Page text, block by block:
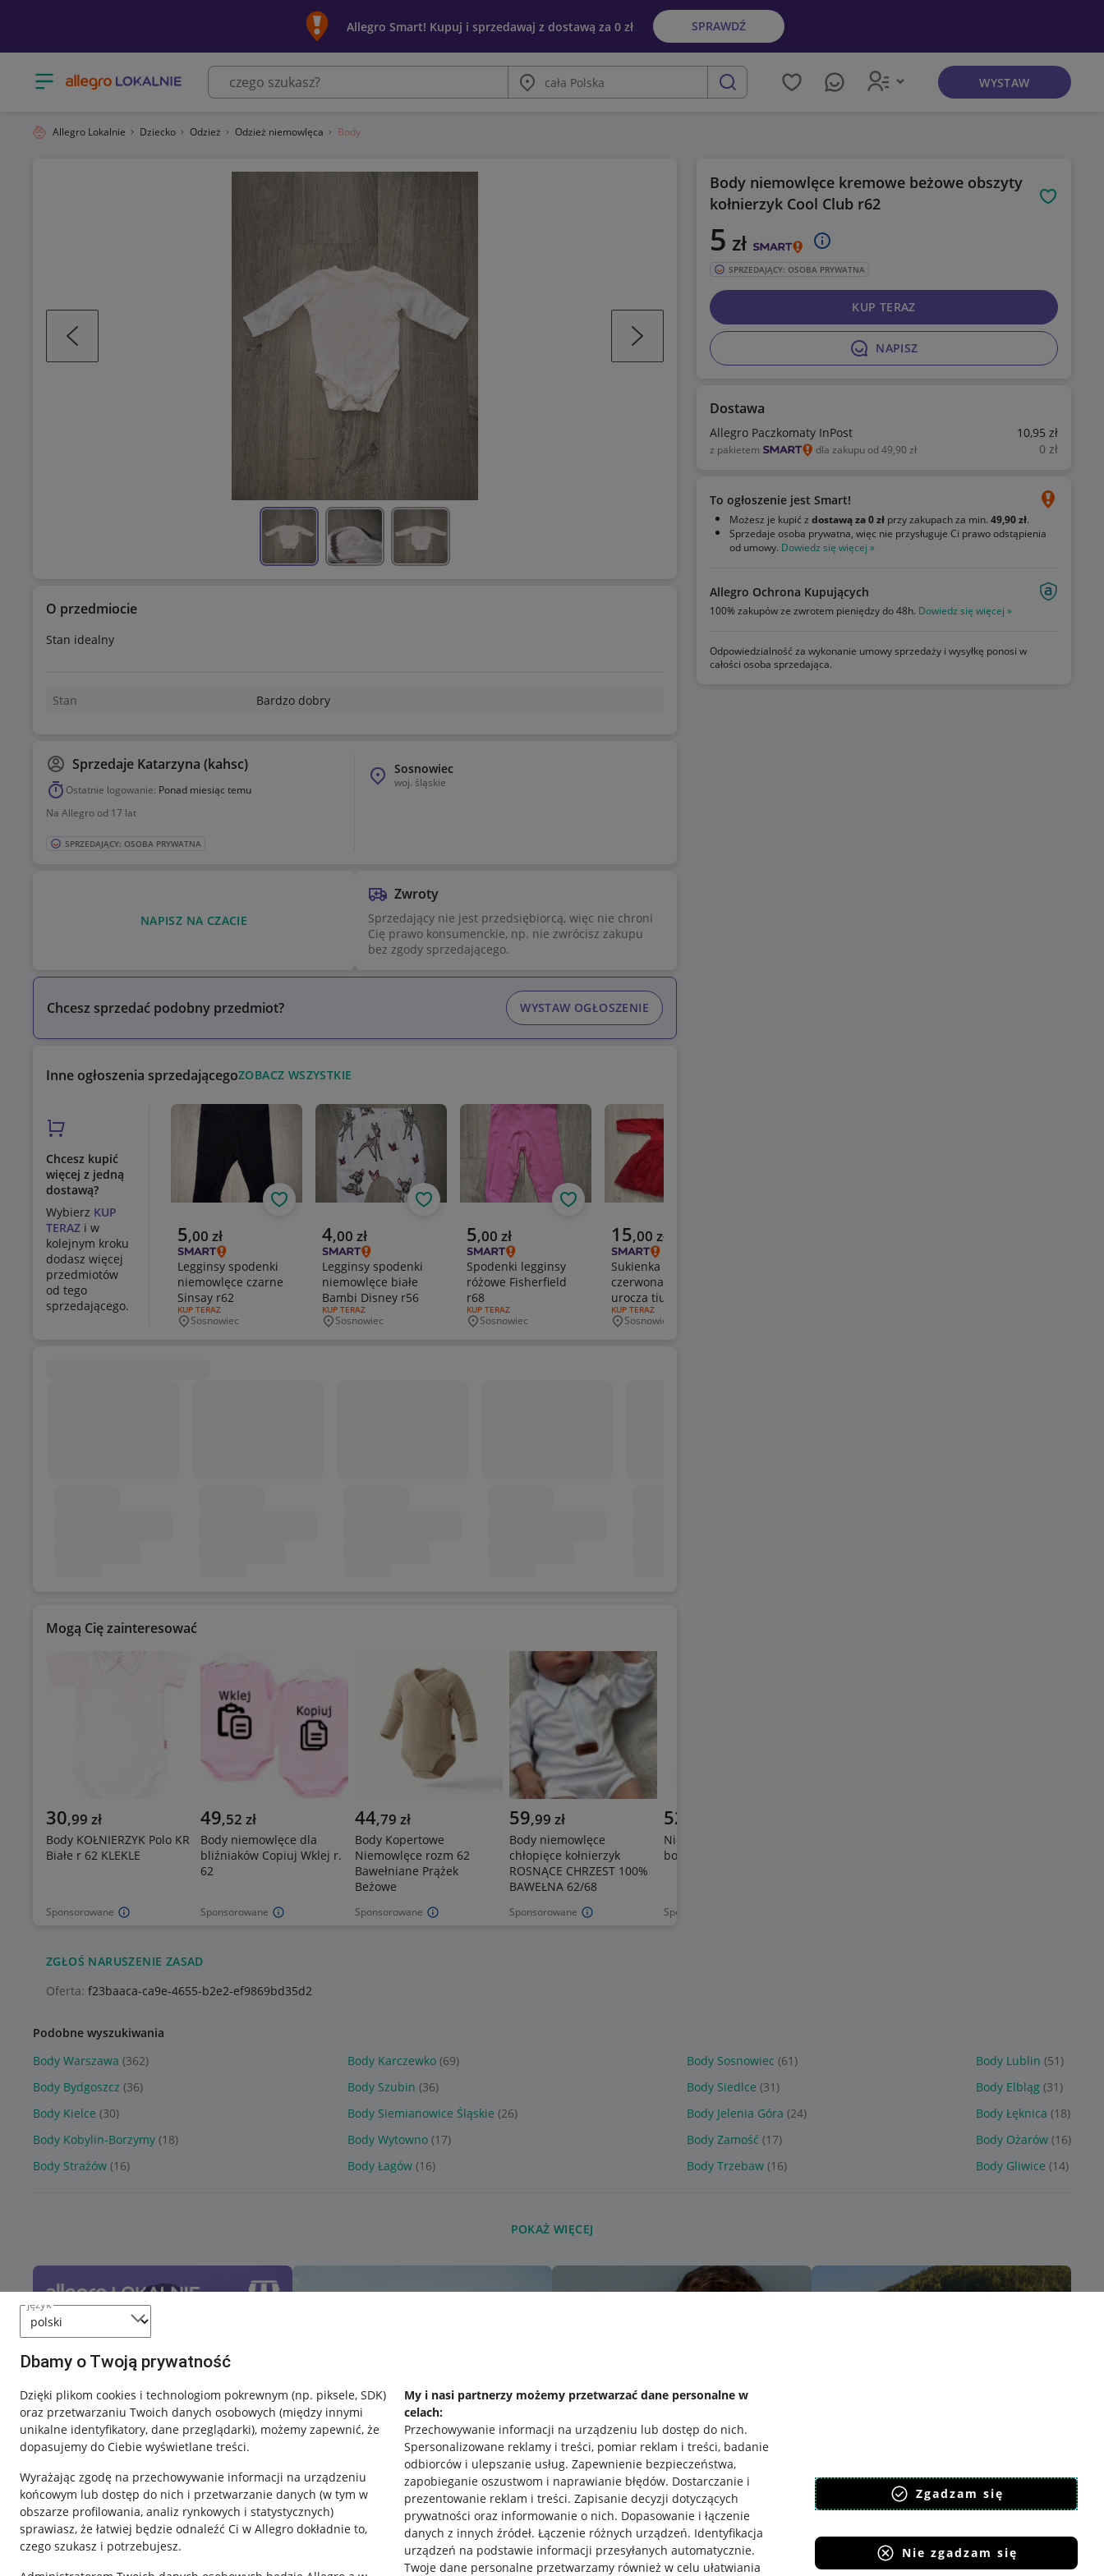
język
Dbamy o Twoją prywatność
Dzięki plikom cookies i technologiom pokrewnym (np. piksele, SDK)
oraz przetwarzaniu Twoich danych osobowych (między innymi
unikalne identyfikatory, dane przeglądarki), możemy zapewnić, że
dopasujemy do Ciebie wyświetlane treści.
Wyrażając zgodę na przechowywanie informacji na urządzeniu
końcowym lub dostęp do nich i przetwarzanie danych (w tym w
obszarze profilowania, analiz rynkowych i statystycznych)
sprawiasz, że łatwiej będzie odnaleźć Ci w Allegro dokładnie to,
czego szukasz i potrzebujesz.
My i nasi partnerzy możemy przetwarzać dane personalne w
celach:
Przechowywanie informacji na urządzeniu lub dostęp do nich.
Spersonalizowane reklamy i treści, pomiar reklam i treści, badanie
odbiorców i ulepszanie usług. Zapewnienie bezpieczeństwa,
zapobieganie oszustwom i naprawianie błędów. Dostarczanie i
prezentowanie reklam i treści. Zapisanie decyzji dotyczących
prywatności oraz informowanie o nich. Dopasowanie i łączenie
danych z innych źródeł. Łączenie różnych urządzeń. Identyfikacja
urządzeń na podstawie informacji przesyłanych automatycznie.
Twoje dane personalne przetwarzamy również w celu ułatwiania
Zgadzam się
Nie zgadzam się
Allegro Smart! Kupuj i sprzedawaj z dostawą za 0 zł SPRAWDŹ
Otwórz menu z kategoriami
Miasto
szukaj
WYSTAW
Body niemowlęce kremowe beżowe obszyty
kołnierzyk Cool Club r62
Obserwuj
5 zł
SPRZEDAJĄCY: OSOBA PRYWATNA
NAPISZ
KUP TERAZ
Dostawa
Allegro Paczkomaty InPost 10,95 zł
z pakietem dla zakupu od 49,90 zł 0 zł
To ogłoszenie jest Smart!
Możesz je kupić z dostawą za 0 zł przy zakupach za min. 49,90 zł.
Sprzedaje osoba prywatna, więc nie przysługuje Ci prawo odstąpienia
od umowy. Dowiedz się więcej »
Allegro Ochrona Kupujących
100% zakupów ze zwrotem pieniędzy do 48h. Dowiedz się więcej »
Odpowiedzialność za wykonanie umowy sprzedaży i wysyłkę ponosi w
całości osoba sprzedająca.
O przedmiocie
Stan idealny
Stan Bardzo dobry
Sprzedaje Katarzyna (kahsc)
Ostatnie logowanie: Ponad miesiąc temu
Na Allegro od 17 lat
SPRZEDAJĄCY: OSOBA PRYWATNA
Sosnowiec
woj. śląskie
NAPISZ NA CZACIE
Zwroty
Sprzedający nie jest przedsiębiorcą, więc nie chroni
Cię prawo konsumenckie, np. nie zwrócisz zakupu
bez zgody sprzedającego.
Inne ogłoszenia sprzedającegoZOBACZ WSZYSTKIE
Chcesz kupić
więcej z jedną
dostawą?
Wybierz KUP
TERAZ i w
kolejnym kroku
dodasz więcej
przedmiotów
od tego
sprzedającego.
Aktualna cena
5,00 zł
Legginsy spodenki
niemowlęce czarne
Sinsay r62
RODZAJ OFERTY:
KUP TERAZ
Miejscowość
Sosnowiec
Obserwuj
Aktualna cena
4,00 zł
Legginsy spodenki
niemowlęce białe
Bambi Disney r56
RODZAJ OFERTY:
KUP TERAZ
Miejscowość
Sosnowiec
Obserwuj
Aktualna cena
5,00 zł
Spodenki legginsy
różowe Fisherfield
r68
RODZAJ OFERTY:
KUP TERAZ
Miejscowość
Sosnowiec
Obserwuj
Aktualna cena
15,00 zł
Sukienka z body
czerwona piękna
urocza tiul r68
RODZAJ OFERTY:
KUP TERAZ
Miejscowość
Sosnowiec
Mogą Cię zainteresować
Sponsorowane
30,99 zł
Body KOŁNIERZYK Polo KR
Białe r 62 KLEKLE
Sponsorowane
49,52 zł
Body niemowlęce dla
bliźniaków Copiuj Wklej r.
62
Sponsorowane
44,79 zł
Body Kopertowe
Niemowlęce rozm 62
Bawełniane Prążek
Beżowe
Sponsorowane
59,99 zł
Body niemowlęce
chłopięce kołnierzyk
ROSNĄCE CHRZEST 100%
BAWEŁNA 62/68
Sponsorowane
52
Niemowlęce sukienko-
body Nicol, r. 62
Allegro Lokalnie Dziecko Odzież Odzież niemowlęca Body
Chcesz sprzedać podobny przedmiot? WYSTAW OGŁOSZENIE
ZGŁOŚ NARUSZENIE ZASAD
Oferta: f23baaca-ca9e-4655-b2e2-ef9869bd35d2
Podobne wyszukiwania
Body Warszawa (362) Body Karczewko (69) Body Sosnowiec (61) Body Lublin (51)
Body Bydgoszcz (36) Body Szubin (36) Body Siedlce (31) Body Elbląg (31)
Body Kielce (30) Body Siemianowice Śląskie (26) Body Jelenia Góra (24) Body Łęknica (18)
Body Kobylin-Borzymy (18) Body Wytowno (17) Body Zamość (17) Body Ożarów (16)
Body Strażów (16) Body Łagów (16) Body Trzebaw (16) Body Gliwice (14)
POKAŻ WIĘCEJ
Przydatne informacje Pobierz aplikację